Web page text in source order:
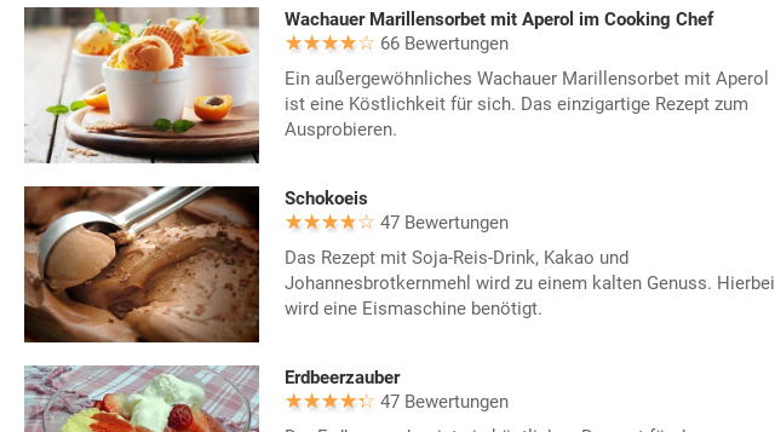
Wachauer Marillensorbet mit Aperol im Cooking Chef
66 Bewertungen
Ein außergewöhnliches Wachauer Marillensorbet mit Aperol
ist eine Köstlichkeit für sich. Das einzigartige Rezept zum
Ausprobieren.
Schokoeis
47 Bewertungen
Das Rezept mit Soja-Reis-Drink, Kakao und
Johannesbrotkernmehl wird zu einem kalten Genuss. Hierbei
wird eine Eismaschine benötigt.
Erdbeerzauber
47 Bewertungen